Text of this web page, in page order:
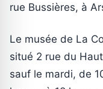
rue Bussières, à
Le musée de La
situé 2 rue du
sauf le mardi, de